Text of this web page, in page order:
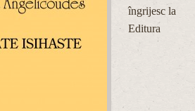
îngrijesc la
Editura